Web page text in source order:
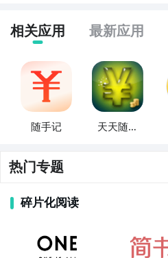
相关应用 最新应用
随手记
天天随手
热门专题
碎片化阅读